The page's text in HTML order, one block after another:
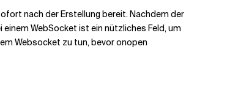
nach der Erstellung bereit. Nachdem der
WebSocket ist ein nützliches Feld, um
Websocket zu tun, bevor onopen